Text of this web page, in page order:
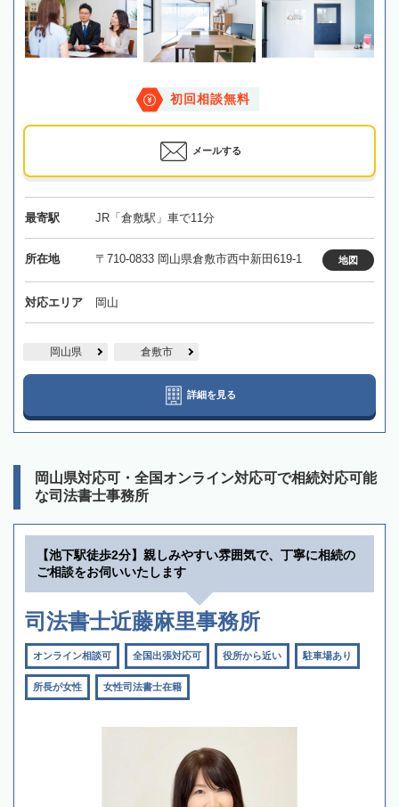
初回相談無料
メールする
最寄駅 JR「倉敷駅」車で11分
所在地 〒710-0833 岡山県倉敷市西中新田619-1 地図
対応エリア 岡山
岡山県 倉敷市
詳細を見る
岡山県対応可・全国オンライン対応可で相続対応可能
な司法書士事務所
【池下駅徒歩2分】親しみやすい雰囲気で、丁寧に相続の
ご相談をお伺いいたします
司法書士近藤麻里事務所
オンライン相談可 全国出張対応可 役所から近い 駐車場あり
所長が女性 女性司法書士在籍